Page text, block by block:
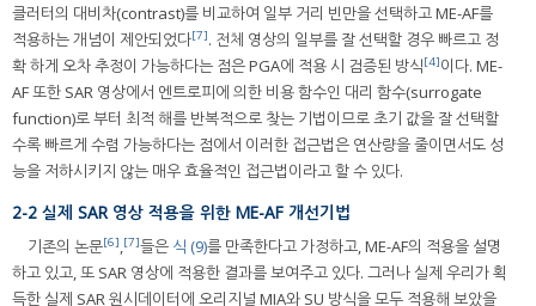
클러터의 대비차(contrast)를 비교하여 일부 거리 빈만을 선택하고 ME-AF를
적용하는 개념이 제안되었다[7]. 전체 영상의 일부를 잘 선택할 경우 빠르고 정
확 하게 오차 추정이 가능하다는 점은 PGA에 적용 시 검증된 방식[4]이다. ME-
AF 또한 SAR 영상에서 엔트로피에 의한 비용 함수인 대리 함수(surrogate
function)로 부터 최적 해를 반복적으로 찾는 기법이므로 초기 값을 잘 선택할
수록 빠르게 수렴 가능하다는 점에서 이러한 접근법은 연산량을 줄이면서도 성
능을 저하시키지 않는 매우 효율적인 접근법이라고 할 수 있다.
2-2 실제 SAR 영상 적용을 위한 ME-AF 개선기법
기존의 논문[6],[7]들은 식 (9)를 만족한다고 가정하고, ME-AF의 적용을 설명
하고 있고, 또 SAR 영상에 적용한 결과를 보여주고 있다. 그러나 실제 우리가 획
득한 실제 SAR 원시데이터에 오리지널 MIA와 SU 방식을 모두 적용해 보았을